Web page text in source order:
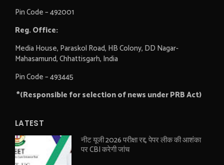
Pin Code – 492001
Reg. Office:
Media House, Paraskol Road, HB Colony, DD Nagar-
Mahasamund, Chhattisgarh, India
Pin Code – 493445
*(Responsible for selection of news under PRB Act)
LATEST
नीट यूजी 2026 परीक्षा रद्द, पेपर लीक की आशंका
पर CBI करेगी जांच